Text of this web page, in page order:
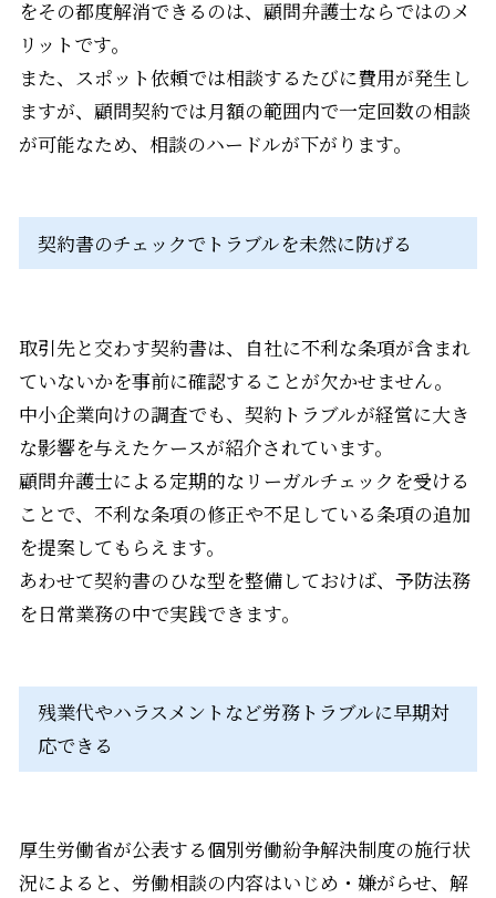
をその都度解消できるのは、顧問弁護士ならではのメ
リットです。
また、スポット依頼では相談するたびに費用が発生し
ますが、顧問契約では月額の範囲内で一定回数の相談
が可能なため、相談のハードルが下がります。
契約書のチェックでトラブルを未然に防げる
取引先と交わす契約書は、自社に不利な条項が含まれ
ていないかを事前に確認することが欠かせません。
中小企業向けの調査でも、契約トラブルが経営に大き
な影響を与えたケースが紹介されています。
顧問弁護士による定期的なリーガルチェックを受ける
ことで、不利な条項の修正や不足している条項の追加
を提案してもらえます。
あわせて契約書のひな型を整備しておけば、予防法務
を日常業務の中で実践できます。
残業代やハラスメントなど労務トラブルに早期対
応できる
厚生労働省が公表する個別労働紛争解決制度の施行状
況によると、労働相談の内容はいじめ・嫌がらせ、解